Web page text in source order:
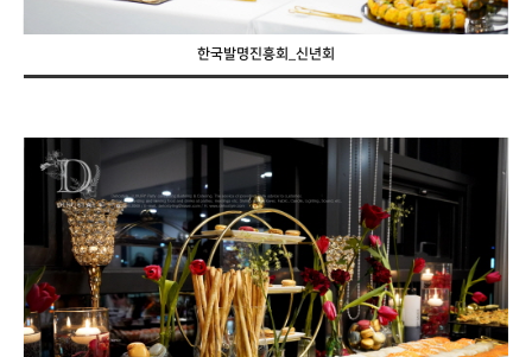
한국발명진흥회_신년회